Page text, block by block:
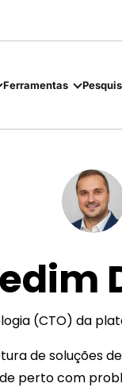
Ferramentas
(CTO) da
de soluções
perto com